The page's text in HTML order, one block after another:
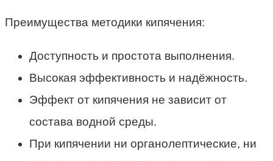
Преимущества методики кипячения:
Доступность и простота выполнения.
Высокая эффективность и надёжность.
Эффект от кипячения не зависит от
состава водной среды.
При кипячении ни органолептические, ни